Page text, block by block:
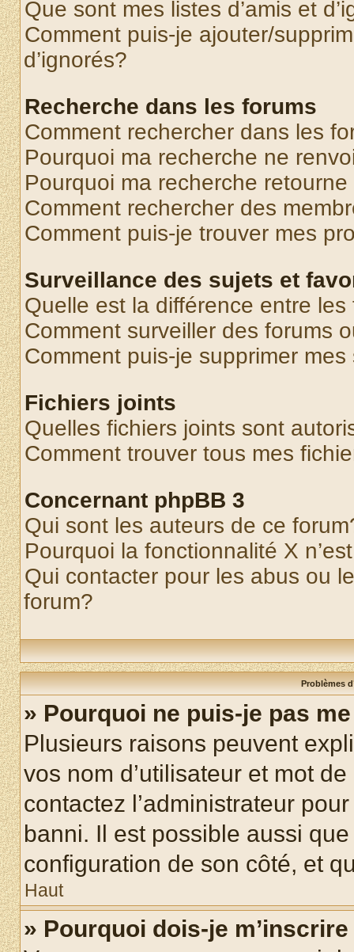
Que sont mes listes d’amis et
Comment puis-je ajouter/
d’ignorés?
Recherche dans les forums
Comment rechercher dans les
Pourquoi ma recherche ne
Pourquoi ma recherche
Comment rechercher des
Comment puis-je trouver mes
Surveillance des sujets et
Quelle est la différence entre
Comment surveiller des forums
Comment puis-je supprimer
Fichiers joints
Quelles fichiers joints sont
Comment trouver tous mes
Concernant phpBB 3
Qui sont les auteurs de ce
Pourquoi la fonctionnalité X
Qui contacter pour les abus ou
forum?
Problèmes
» Pourquoi ne puis-je pas
Plusieurs raisons peuvent
vos nom d’utilisateur et mot
contactez l’administrateur
banni. Il est possible aussi
configuration de son côté, et
Haut
» Pourquoi dois-je